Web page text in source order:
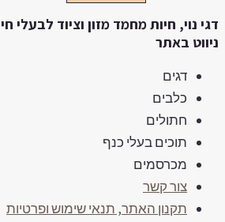
נוי, חיות מחמד מזון וציוד לבעלי חיים
באתר
דגים
כלבים
חתולים
תוכים בעלי כנף
מכרסמים
צור קשר
תקנון האתר, תנאי שימוש ופרטיות